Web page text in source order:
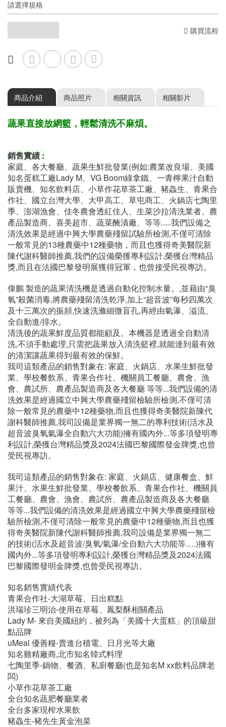
商品介紹
蔬果直接放網籃，輕鬆清洗不麻煩。
家庭、各大餐廳、蔬果生鮮批發業(例如:農業改良場、美國
知名蛋糕工廠Lady M、VG Boom綠拿鐵、一青檸果汁自動
販賣機、知名飲料店、小草作花草茶工廠、豬鱻生、青果合
作社、國立台灣大學、大甲高工、草屯商工、火鍋店七陶里
季、澎湖漁會、佳冬農會透紅佳人、生菜沙拉清洗業者、農
產品製造商、喜美超市、蔬菜醃漬廠、等等.....我們設備之
清洗效果是經過中興大學農藥殘留試驗所檢測,不僅可清除
一般常見的13種農藥中12種藥物，而且也獲得奇美醫院新
陳代謝科醫師推薦,我們的設備榮獲專利設計,榮獲台灣精品
獎,而且在法國巴黎發明展獲得冠軍，也曾接受民視專訪。
氧”殺菌消毒,將農藥殘留清洗乾淨,加上“超音波”每秒四萬次
及十三萬次的振頻,快速洗滌細微盲孔,再經由氣瀑、溢流、
全自動進/排水。
清洗後的蔬果鮮度品質都能顧及。本機器是透過全自動清
洗,不須手動處理,只需把蔬果放入清洗籃裡,就能達到最有效
的清潔讓蔬果得到最有效的保鮮。
我司這類產品的銷售對象在: 家庭、火鍋店、水果生鮮批發
業、學校餐飲系、青果合作社、機關員工餐廳、農會、漁
會、農試所、農產品製造商及各大餐廳 等等...我們設備的清
洗效果是經過國立中興大學農藥殘留檢驗所檢測,不僅可清
除一般常見的農藥中12種藥物,而且也獲得奇美醫院新陳代
謝科醫師推薦,我司設備是業界獨一無二的專利技術(活水及
超音波臭氧氣瀑全自動六大功能)擁有國內外...等多項發明專
利設計,榮獲台灣精品獎及2024法國巴黎國際發金牌獎,也曾
受民視專訪。
果汁、水果生鮮批發業、學校餐飲系、青果合作社、機關員
工餐廳、農會、漁會、農試所、農產品製造商及各大餐廳
等等...我們設備的清洗效果是經過國立中興大學農藥殘留檢
驗所檢測,不僅可清除一般常見的農藥中12種藥物,而且也獲
得奇美醫院新陳代謝科醫師推薦,我司設備是業界獨一無二
的技術(活水及超音波/臭氧/氣瀑/全自動六大功能等….)擁有
國內外...等多項發明專利設計,榮獲台灣精品獎及2024法國
巴黎國際發明金牌獎,也曾受民視專訪。
青果合作社-大湖草莓、日出糕點
洪瑞珍三明治-使用在草莓、鳳梨酥相關產品
Lady M- 來自美國紐約，被列為「美國十大蛋糕」的頂級甜
點品牌
uMeal 優善糧-賣進台積電、日月光等大廠
知名雞精廠商,北市知名韓式料理
七陶里季-鍋物、餐酒、私廚餐廳(也是知名M xx飲料品牌老
闆)
小草作花草茶工廠
全台知名蔬肥餐廳業者
全台多家現榨水果飲
豬鱻生-豬先生黃金泡菜
基隆水產試驗所